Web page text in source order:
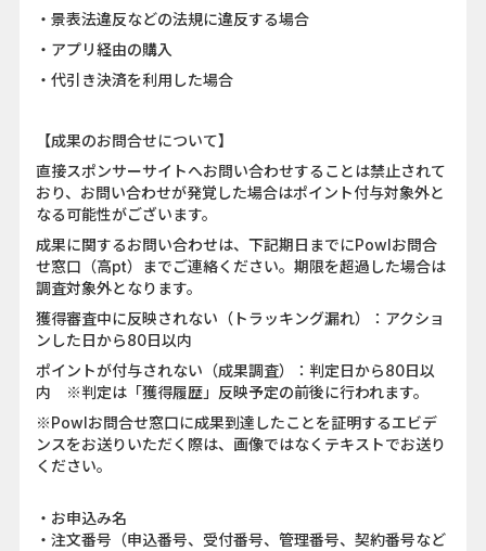
・景表法違反などの法規に違反する場合
・アプリ経由の購入
・代引き決済を利用した場合
【成果のお問合せについて】
直接スポンサーサイトへお問い合わせすることは禁止されて
おり、お問い合わせが発覚した場合はポイント付与対象外と
なる可能性がございます。
成果に関するお問い合わせは、下記期日までにPowlお問合
せ窓口（高pt）までご連絡ください。期限を超過した場合は
調査対象外となります。
獲得審査中に反映されない（トラッキング漏れ）：アクショ
ンした日から80日以内
ポイントが付与されない（成果調査）：判定日から80日以
内 ※判定は「獲得履歴」反映予定の前後に行われます。
※Powlお問合せ窓口に成果到達したことを証明するエビデ
ンスをお送りいただく際は、画像ではなくテキストでお送り
ください。
・お申込み名
・注文番号（申込番号、受付番号、管理番号、契約番号など